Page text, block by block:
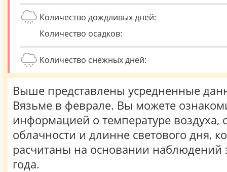
Количество дождливых дней:
Количество осадков:
Количество снежных дней:
Выше представлены усредненные
Вязьме в феврале. Вы можете
информацией о температуре воздуха,
облачности и длинне светового дня,
расчитаны на основании наблюдений
года.